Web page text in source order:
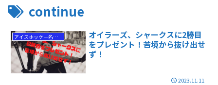
continue
アイスホッケー名勝負
オイラーズ、シャークスに2勝目
をプレゼント！苦境から抜け出せ
ず！
2023.11.11